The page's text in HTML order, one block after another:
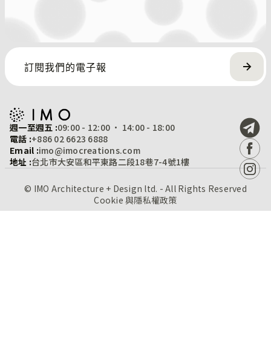
週一至週五 :09:00 - 12:00 · 14:00 - 18:00
電話 :+886 02 6623 6888
Email :imo@imocreations.com
地址 :台北市大安區和平東路二段18巷7-4號1樓
© IMO Architecture + Design ltd. - All Rights Reserved
Cookie 與隱私權政策